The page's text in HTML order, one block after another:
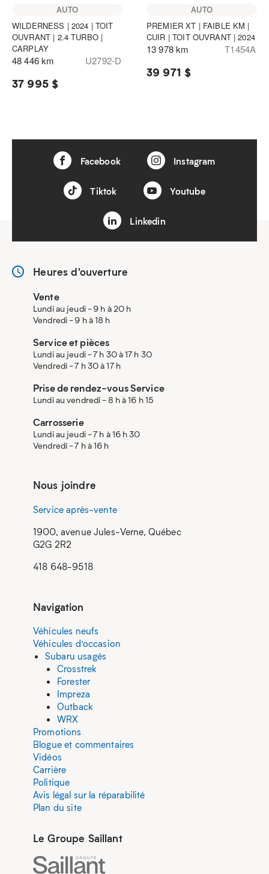
AUTO
WILDERNESS | 2024 | TOIT
OUVRANT | 2.4 TURBO |
CARPLAY
48 446 km U2792-D
37 995 $
AUTO
PREMIER XT | FAIBLE KM |
CUIR | TOIT OUVRANT | 2024
13 978 km T1454A
39 971 $
Facebook Instagram
Tiktok Youtube
Linkedin
Heures d'ouverture
Vente
Lundi au jeudi - 9 h à 20 h
Vendredi - 9 h à 18 h
Service et pièces
Lundi au jeudi - 7 h 30 à 17 h 30
Vendredi - 7 h 30 à 17 h
Prise de rendez-vous Service
Lundi au vendredi - 8 h à 16 h 15
Carrosserie
Lundi au jeudi - 7 h à 16 h 30
Vendredi - 7 h à 16 h
Nous joindre
Service après-vente
1900, avenue Jules-Verne, Québec
G2G 2R2
418 648-9518
Navigation
Véhicules neufs
Véhicules d’occasion
Subaru usagés
Crosstrek
Forester
Impreza
Outback
WRX
Promotions
Blogue et commentaires
Vidéos
Carrière
Politique
Avis légal sur la réparabilité
Plan du site
Le Groupe Saillant